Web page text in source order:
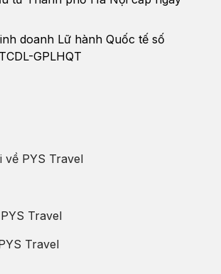
Thiên Đàn,...
doanh Lữ hành Quốc tế số
GPLHQT
về PYS Travel
Travel
Travel